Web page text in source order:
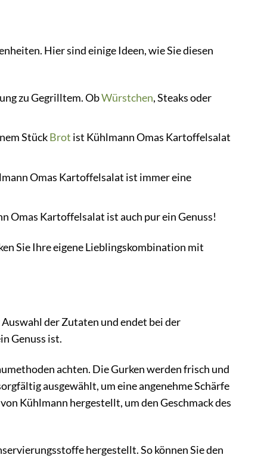
Hier sind einige Ideen, wie Sie diesen
zu Gegrilltem. ObWürstchen, Steaks oder
StückBrot ist Kühlmann Omas Kartoffelsalat
Omas Kartoffelsalat ist immer eine
Omas Kartoffelsalat ist auch pur ein Genuss!
Sie Ihre eigene Lieblingskombination mit
der Zutaten und endet bei der
Genuss ist.
achten. Die Gurken werden frisch und
ausgewählt, um eine angenehme Schärfe
Kühlmann hergestellt, um den Geschmack des
hergestellt. So können Sie den